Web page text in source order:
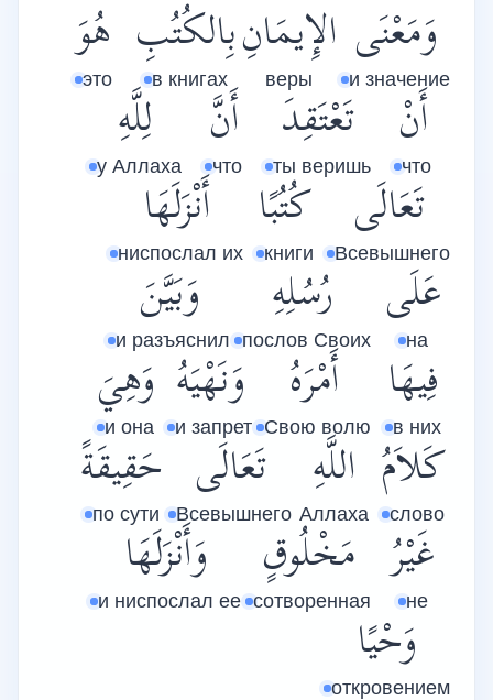
وَمَعْنَى
и значение
الإِيمَانِ
веры
بِالكُتُبِ
в книгах
هُوَ
это
أَنْ
что
تَعْتَقِدَ
ты веришь
أَنَّ
что
لِلَّهِ
у Аллаха
تَعَالَى
Всевышнего
كُتُبًا
книги
أَنْزَلَهَا
ниспослал их
عَلَى
на
رُسُلِهِ
послов Своих
وَبَيَّنَ
и разъяснил
فِيهَا
в них
أَمْرَهُ
Свою волю
وَنَهْيَهُ
и запрет
وَهِيَ
и она
كَلاَمُ
слово
اللَّهِ
Аллаха
تَعَالَى
Всевышнего
حَقِيقَةً
по сути
غَيْرُ
не
مَخْلُوقٍ
сотворенная
وَأَنْزَلَهَا
и ниспослал ее
وَحْيًا
откровением